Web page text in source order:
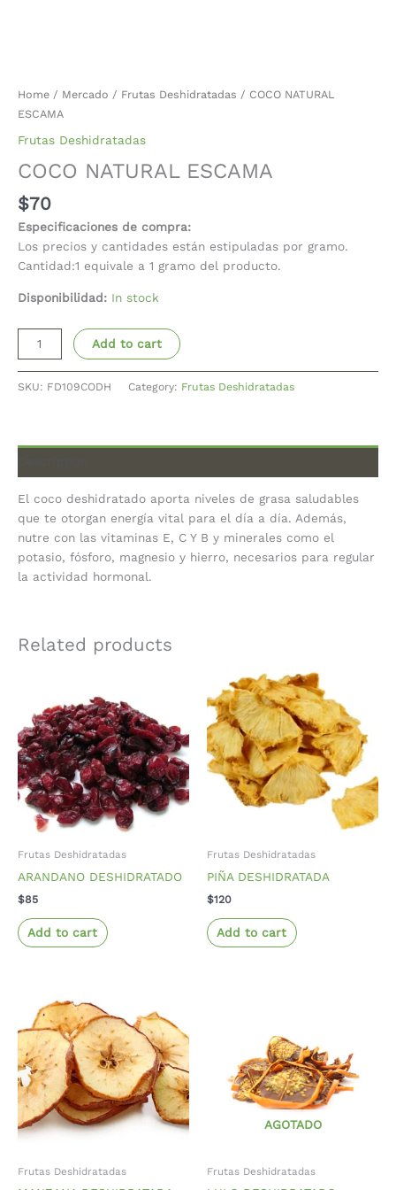
Home / Mercado / Frutas Deshidratadas / COCO NATURAL
ESCAMA
Frutas Deshidratadas
COCO NATURAL ESCAMA
$70
Especificaciones de compra:
Los precios y cantidades están estipuladas por gramo.
Cantidad:1 equivale a 1 gramo del producto.
Disponibilidad: In stock
Add to cart
SKU: FD109CODH Category: Frutas Deshidratadas
El coco deshidratado aporta niveles de grasa saludables
que te otorgan energía vital para el día a día. Además,
nutre con las vitaminas E, C Y B y minerales como el
potasio, fósforo, magnesio y hierro, necesarios para regular
la actividad hormonal.
Related products
Frutas Deshidratadas
ARANDANO DESHIDRATADO
$85
Add to cart
Frutas Deshidratadas
PIÑA DESHIDRATADA
$120
Add to cart
Frutas Deshidratadas
AGOTADO
Frutas Deshidratadas